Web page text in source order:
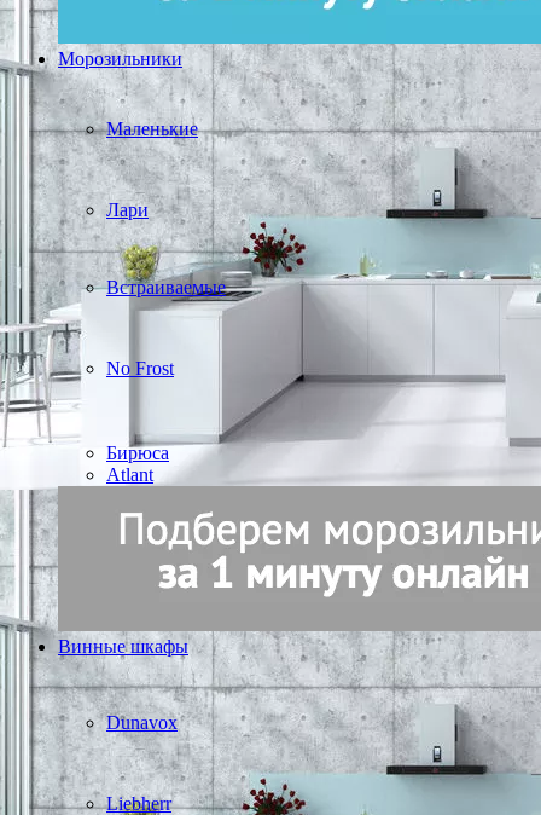
Морозильники
Маленькие
Лари
Встраиваемые
No Frost
Бирюса
Atlant
Винные шкафы
Dunavox
Liebherr